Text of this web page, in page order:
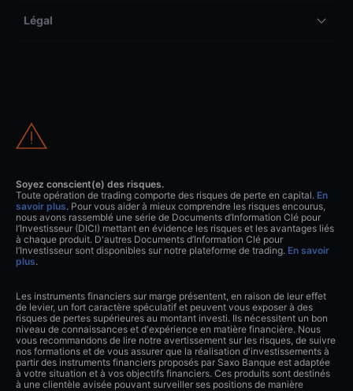
Légal
Soyez conscient(e) des risques.
Toute opération de trading comporte des risques de perte en capital. En
savoir plus. Pour vous aider à mieux comprendre les risques encourus,
nous avons rassemblé une série de Documents d’Information Clé pour
l’Investisseur (DICI) mettant en évidence les risques et les avantages liés
à chaque produit. D'autres Documents d’Information Clé pour
l’Investisseur sont disponibles sur notre plateforme de trading. En savoir
plus.
Les instruments financiers sur marge présentent, en raison de leur effet
de levier, un fort caractère spéculatif et peuvent vous exposer à des
risques de pertes supérieures au montant investi. Ils nécessitent un bon
niveau de connaissances et d'expérience en matière financière. Nous
vous recommandons de lire notre avertissement sur les risques, de suivre
nos formations et de vous assurer que la réalisation d'investissements à
partir des instruments financiers proposés par Saxo Banque est adaptée
à votre situation et à vos objectifs financiers. Ces produits sont destinés
à une clientèle avisée pouvant surveiller ses positions de manière